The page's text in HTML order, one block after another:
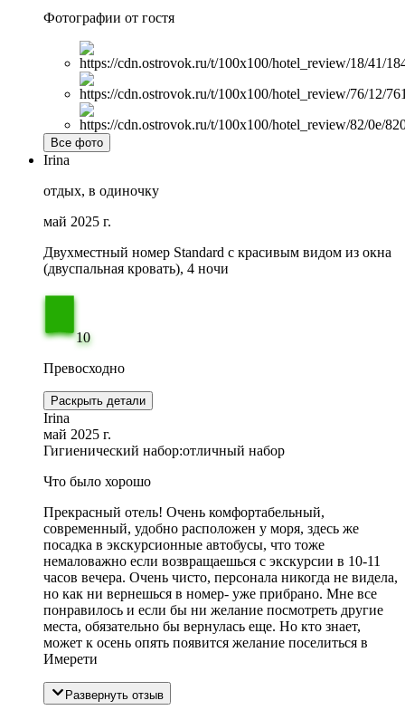
Фотографии от гостя
Все фото
Irina
отдых, в одиночку
май 2025 г.
Двухместный номер Standard с красивым видом из окна
(двуспальная кровать), 4 ночи
10
Превосходно
Раскрыть детали
Irina
май 2025 г.
Гигиенический набор:отличный набор
Что было хорошо
Прекрасный отель! Очень комфортабельный,
современный, удобно расположен у моря, здесь же
посадка в экскурсионные автобусы, что тоже
немаловажно если возвращаешься с экскурсии в 10-11
часов вечера. Очень чисто, персонала никогда не видела,
но как ни вернешься в номер- уже прибрано. Мне все
понравилось и если бы ни желание посмотреть другие
места, обязательно бы вернулась еще. Но кто знает,
может к осень опять появится желание поселиться в
Имерети
Развернуть отзыв